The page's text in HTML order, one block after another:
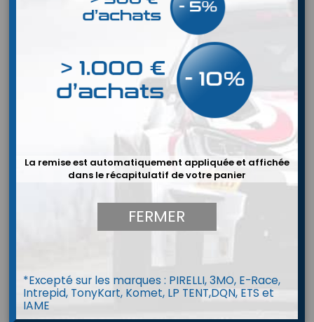
Baquet ATECH AT-FS
La remise est automatiquement appliquée et affichée
dans le récapitulatif de votre panier
FERMER
*Excepté sur les marques : PIRELLI, 3MO, E-Race,
Intrepid, TonyKart, Komet, LP TENT,DQN, ETS et
IAME